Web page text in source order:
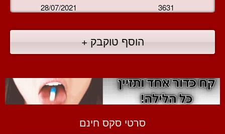
28/07/2021 3631
הוסף טוקבק +
סרטי סקס חינם